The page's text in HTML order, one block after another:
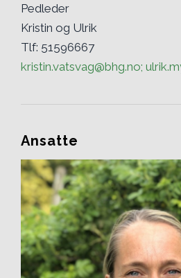
Pedleder
Kristin og Ulrik
Tlf: 51596667
kristin.vatsvag@bhg.no;
Ansatte